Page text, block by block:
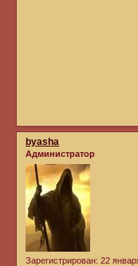
byasha
Администратор
Зарегистрирован: 22